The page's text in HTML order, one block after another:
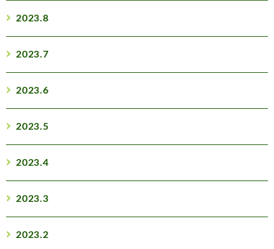
2023.8
2023.7
2023.6
2023.5
2023.4
2023.3
2023.2